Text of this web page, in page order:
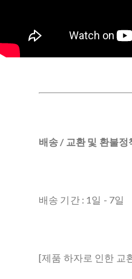
배송 / 교환 및 환불정
배송 기간 : 1일 - 7일
[제품 하자로 인한 교